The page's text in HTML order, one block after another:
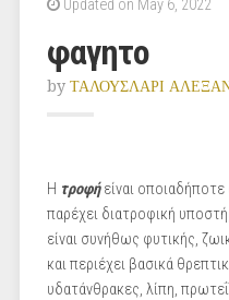
Updated on May 6, 2022
φαγητο
by ΤΑΛΟΥΣΛΑΡΙ
Η τροφήείναι οποιαδήποτε
παρέχει διατροφική
είναι συνήθως φυτικής,
και περιέχει βασικά
υδατάνθρακες, λίπη,